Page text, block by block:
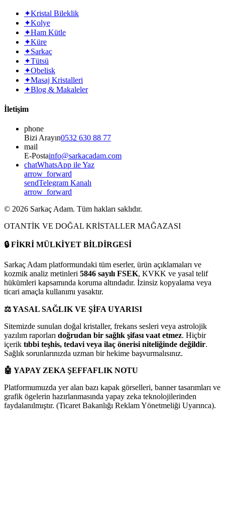
✦Kristal Bileklik
✦Kolye
✦Ham Kütle
✦Küre
✦Sarkaç
✦Tütsü
✦Obelisk
✦Masaj Kristalleri
✦Blog & Makaleler
İletişim
phone
Bizi Arayın0532 630 88 77
mail
E-Postainfo@sarkacadam.com
chatWhatsApp ile Yaz
arrow_forward
sendTelegram Kanalı
arrow_forward
© 2026 Sarkaç Adam. Tüm hakları saklıdır.
OTANTİK VE DOĞAL KRİSTALLER MAĞAZASI
🔒FİKRİ MÜLKİYET BİLDİRGESİ
Sarkaç Adam platformundaki tüm eserler, ürün açıklamaları ve
kozmik analiz metinleri 5846 sayılı FSEK, KVKK ve yasal telif
hükümleri kapsamında koruma altındadır. İzinsiz kopyalama veya
ticari amaçla kullanımı yasaktır.
⚖️YASAL SAĞLIK VE ŞİFA UYARISI
Sitemizde sunulan doğal kristaller, frekans sesleri veya astrolojik
yazılım raporları doğrudan bir sağlık şifası vaat etmez. Hiçbir
içerik tıbbi teşhis, tedavi veya ilaç önerisi niteliğinde değildir.
Sağlık sorunlarınızda uzman bir hekime başvurmalısınız.
🤖 YAPAY ZEKA ŞEFFAFLIK NOTU
Platformumuzda yer alan bazı kapak görselleri, banner tasarımları ve
grafik ögelerin hazırlanmasında yapay zeka teknolojilerinden
faydalanılmıştır. (Ticaret Bakanlığı Reklam Yönetmeliği Uyarınca).